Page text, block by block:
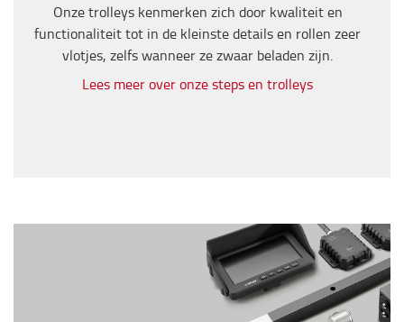
Onze trolleys kenmerken zich door kwaliteit en
functionaliteit tot in de kleinste details en rollen zeer
vlotjes, zelfs wanneer ze zwaar beladen zijn.
Lees meer over onze steps en trolleys